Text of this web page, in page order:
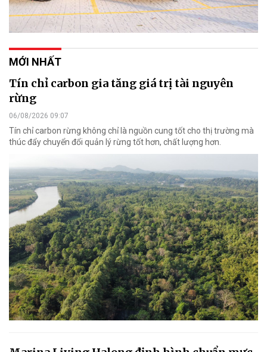
MỚI NHẤT
Tín chỉ carbon gia tăng giá trị tài nguyên
rừng
06/08/2026 09:07
Tín chỉ carbon rừng không chỉ là nguồn cung tốt cho thị trường mà
thúc đẩy chuyển đổi quản lý rừng tốt hơn, chất lượng hơn.